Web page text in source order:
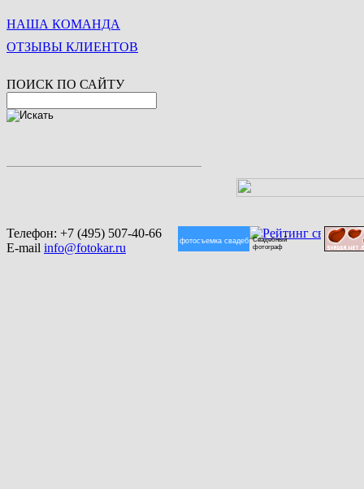
НАША КОМАНДА
ОТЗЫВЫ КЛИЕНТОВ
ПОИСК ПО САЙТУ
Телефон: +7 (495) 507-40-66
E-mail info@fotokar.ru
Свадебный
фотограф
фотосъемка свадеб